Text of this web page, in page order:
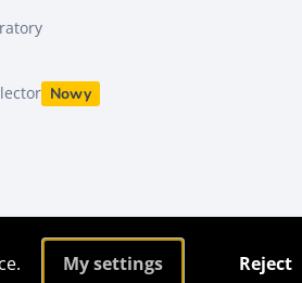
My settings Reject
Nowy